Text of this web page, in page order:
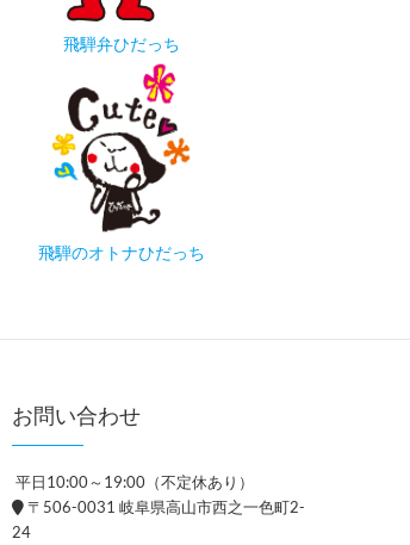
飛騨弁ひだっち
飛騨のオトナひだっち
お問い合わせ
平日10:00～19:00（不定休あり）
〒506-0031 岐阜県高山市西之一色町2-
24